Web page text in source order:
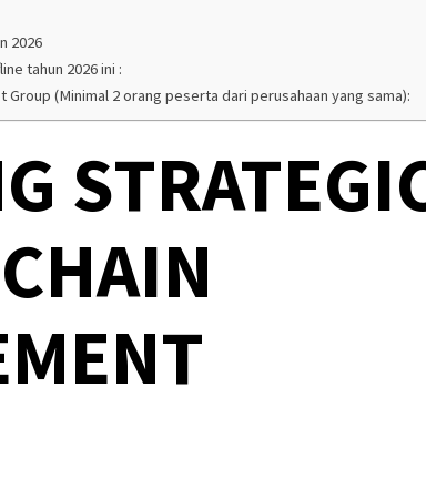
2026
tahun 2026 ini :
Group (Minimal 2 orang peserta dari perusahaan yang sama):